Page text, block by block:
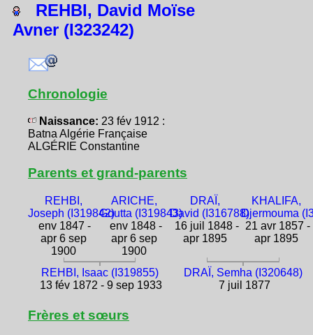
REHBI, David Moïse
Avner (I323242)
Chronologie
Naissance: 23 fév 1912 :
Batna Algérie Française
ALGÉRIE Constantine
Parents et grand-parents
REHBI,
Joseph (I319842)
env 1847 -
apr 6 sep
1900
ARICHE,
Goutta (I319843)
env 1848 -
apr 6 sep
1900
DRAÏ,
David (I316788)
16 juil 1848 -
apr 1895
KHALIFA,
Djermouma
21 avr 1857 -
apr 1895
REHBI, Isaac (I319855)
13 fév 1872 - 9 sep 1933
DRAÏ, Semha (I320648)
7 juil 1877
Frères et sœurs